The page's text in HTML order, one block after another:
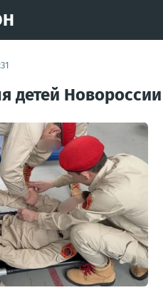
детей Новороссии